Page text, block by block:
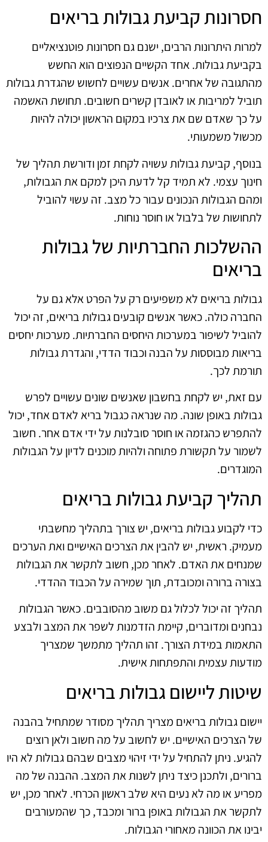
חסרונות קביעת גבולות בריאים
למרות היתרונות הרבים, ישנם גם חסרונות פוטנציאליים
בקביעת גבולות. אחד הקשיים הנפוצים הוא החשש
מהתגובה של אחרים. אנשים עשויים לחשוש שהגדרת גבולות
תוביל למריבות או לאובדן קשרים חשובים. תחושת האשמה
על כך שאדם שם את צרכיו במקום הראשון יכולה להיות
מכשול משמעותי.
בנוסף, קביעת גבולות עשויה לקחת זמן ודורשת תהליך של
חינוך עצמי. לא תמיד קל לדעת היכן למקם את הגבולות,
ומהם הגבולות הנכונים עבור כל מצב. זה עשוי להוביל
לתחושות של בלבול או חוסר נוחות.
ההשלכות החברתיות של גבולות
בריאים
גבולות בריאים לא משפיעים רק על הפרט אלא גם על
החברה כולה. כאשר אנשים קובעים גבולות בריאים, זה יכול
להוביל לשיפור במערכות היחסים החברתיות. מערכות יחסים
בריאות מבוססות על הבנה וכבוד הדדי, והגדרת גבולות
תורמת לכך.
עם זאת, יש לקחת בחשבון שאנשים שונים עשויים לפרש
גבולות באופן שונה. מה שנראה כגבול בריא לאדם אחד, יכול
להתפרש כהגזמה או חוסר סובלנות על ידי אדם אחר. חשוב
לשמור על תקשורת פתוחה ולהיות מוכנים לדיון על הגבולות
המוגדרים.
תהליך קביעת גבולות בריאים
כדי לקבוע גבולות בריאים, יש צורך בתהליך מחשבתי
מעמיק. ראשית, יש להבין את הצרכים האישיים ואת הערכים
שמנחים את האדם. לאחר מכן, חשוב לתקשר את הגבולות
בצורה ברורה ומכובדת, תוך שמירה על הכבוד ההדדי.
תהליך זה יכול לכלול גם משוב מהסובבים. כאשר הגבולות
נבחנים ומדוברים, קיימת הזדמנות לשפר את המצב ולבצע
התאמות במידת הצורך. זהו תהליך מתמשך שמצריך
מודעות עצמית והתפתחות אישית.
שיטות ליישום גבולות בריאים
יישום גבולות בריאים מצריך תהליך מסודר שמתחיל בהבנה
של הצרכים האישיים. יש לחשוב על מה חשוב ולאן רוצים
להגיע. ניתן להתחיל על ידי זיהוי מצבים שבהם גבולות לא היו
ברורים, ולתכנן כיצד ניתן לשנות את המצב. ההבנה של מה
מפריע או מה לא נעים היא שלב ראשון הכרחי. לאחר מכן, יש
לתקשר את הגבולות באופן ברור ומכבד, כך שהמעורבים
יבינו את הכוונה מאחורי הגבולות.